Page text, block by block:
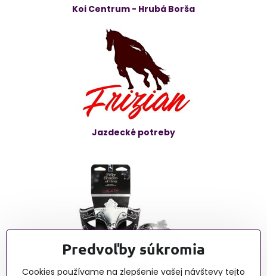
Koi Centrum - Hrubá Borša
Jazdecké potreby
Predvoľby súkromia
Cookies používame na zlepšenie vašej návštevy tejto